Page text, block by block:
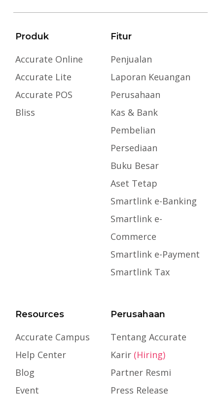
Produk
Accurate Online
Accurate Lite
Accurate POS
Bliss
Fitur
Penjualan
Laporan Keuangan
Perusahaan
Kas & Bank
Pembelian
Persediaan
Buku Besar
Aset Tetap
Smartlink e-Banking
Smartlink e-
Commerce
Smartlink e-Payment
Smartlink Tax
Resources
Accurate Campus
Help Center
Blog
Event
Perusahaan
Tentang Accurate
Karir (Hiring)
Partner Resmi
Press Release